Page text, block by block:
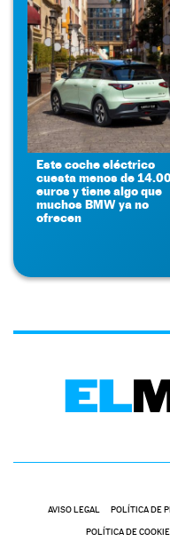
Este coche eléctrico
cuesta menos de
euros y tiene algo que
muchos BMW ya no
ofrecen
AVISO LEGAL POLÍTICA DE
POLÍTICA DE